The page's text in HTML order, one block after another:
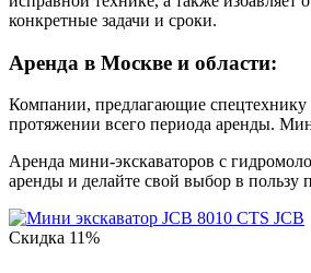
конкретные задачи и сроки.
Аренда в Москве и области:
Компании, предлагающие спецтехнику
протяжении всего периода аренды.
Аренда мини-экскаваторов с
аренды и делайте свой выбор в
Скидка 11%